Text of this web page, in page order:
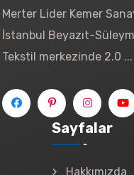
Merter Lider Kemer
İstanbul Beyazıt-
Tekstil merkezinde 2.0 ...
Sayfalar
Hakkımızda